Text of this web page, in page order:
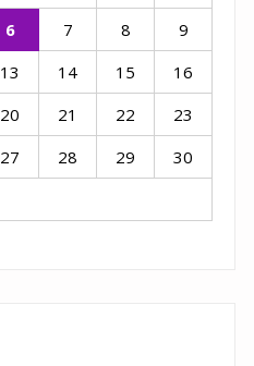
6 7 8
9
13 14 15
16
20 21 22
23
27 28 29
30